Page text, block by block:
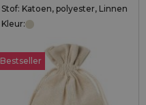
Stof: Katoen, polyester, Linnen
Kleur:
Bestseller